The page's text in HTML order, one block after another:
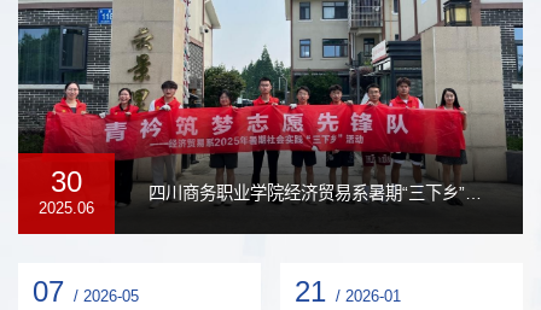
30
2025.06
四川商务职业学院经济贸易系暑期“三下乡”庭园治理志愿服务活动——在乡村实践中构建"大思政"育人新格局
07 / 2026-05 21 / 2026-01